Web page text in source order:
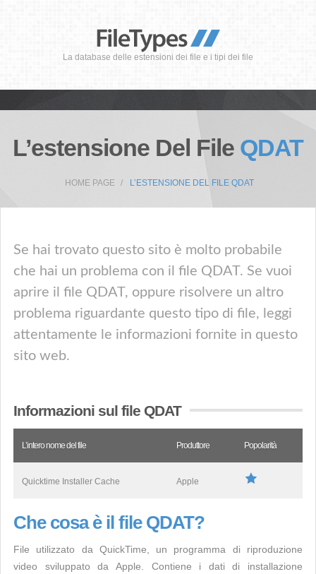
La database delle estensioni dei file e i tipi dei file
L’estensione Del File QDAT
HOME PAGE L’ESTENSIONE DEL FILE QDAT
Se hai trovato questo sito è molto probabile
che hai un problema con il file QDAT. Se vuoi
aprire il file QDAT, oppure risolvere un altro
problema riguardante questo tipo di file, leggi
attentamente le informazioni fornite in questo
sito web.
Informazioni sul file QDAT
L’intero nome del file Produttore Popolarità
Quicktime Installer Cache Apple
Che cosa è il file QDAT?
File utilizzato da QuickTime, un programma di riproduzione
video sviluppato da Apple. Contiene i dati di installazione